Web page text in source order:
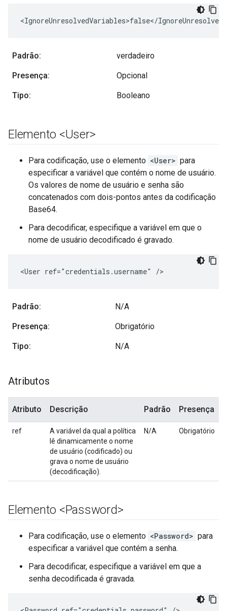
<IgnoreUnresolvedVariables>false</
Padrão: verdadeiro
Presença: Opcional
Tipo: Booleano
Elemento <User>
Para codificação, use o elemento <User> para
especificar a variável que contém o nome de usuário.
Os valores de nome de usuário e senha são
concatenados com dois-pontos antes da codificação
Base64.
Para decodificar, especifique a variável em que o
nome de usuário decodificado é gravado.
<User ref="credentials.username" />
Padrão: N/A
Presença: Obrigatório
Tipo: N/A
Atributos
Atributo Descrição Padrão Presença
ref
A variável da qual a política
lê dinamicamente o nome
de usuário (codificado) ou
grava o nome de usuário
(decodificação).
N/A Obrigatório
Elemento <Password>
Para codificação, use o elemento <Password> para
especificar a variável que contém a senha.
Para decodificar, especifique a variável em que a
senha decodificada é gravada.